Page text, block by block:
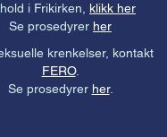
i Frikirken, klikk her
Se prosedyrer her
krenkelser, kontakt
FERO.
Se prosedyrer her.